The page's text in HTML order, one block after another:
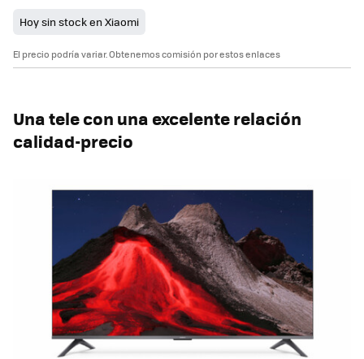
Hoy sin stock en Xiaomi
El precio podría variar. Obtenemos comisión por estos enlaces
Una tele con una excelente relación
calidad-precio